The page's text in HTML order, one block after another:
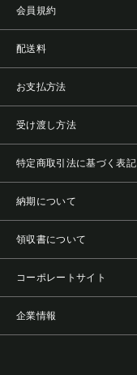
会員規約
配送料
お支払方法
受け渡し方法
特定商取引法に基づく表記
納期について
領収書について
コーポレートサイト
企業情報